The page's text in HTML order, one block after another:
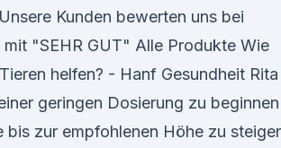
Kunden bewerten uns bei
mit "SEHR GUT" Alle Produkte Wie
helfen? - Hanf Gesundheit Rita
geringen Dosierung zu beginnen
bis zur empfohlenen Höhe zu